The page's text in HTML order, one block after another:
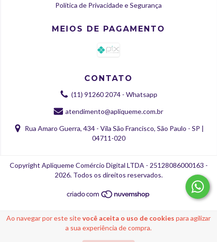
Ao navegar por este sitevocê aceita o uso de cookies para agilizar
a sua experiência de compra.
Política de Privacidade e Segurança
MEIOS DE PAGAMENTO
CONTATO
(11) 91260 2074 - Whatsapp
atendimento@apliqueme.com.br
Rua Amaro Guerra, 434 - Vila São Francisco, São Paulo - SP |
04711-020
Copyright Apliqueme Comércio Digital LTDA - 25128086000163 -
2026. Todos os direitos reservados.